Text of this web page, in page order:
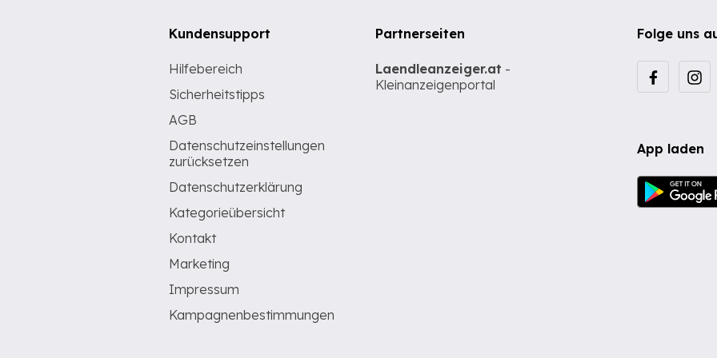
Folge uns
App laden
Kundensupport
Hilfebereich
Sicherheitstipps
AGB
Datenschutzeinstellungen
zurücksetzen
Datenschutzerklärung
Kategorieübersicht
Kontakt
Marketing
Impressum
Kampagnenbestimmungen
Partnerseiten
Laendleanzeiger.at -
Kleinanzeigenportal